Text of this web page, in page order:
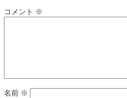
コメント ※
名前 ※